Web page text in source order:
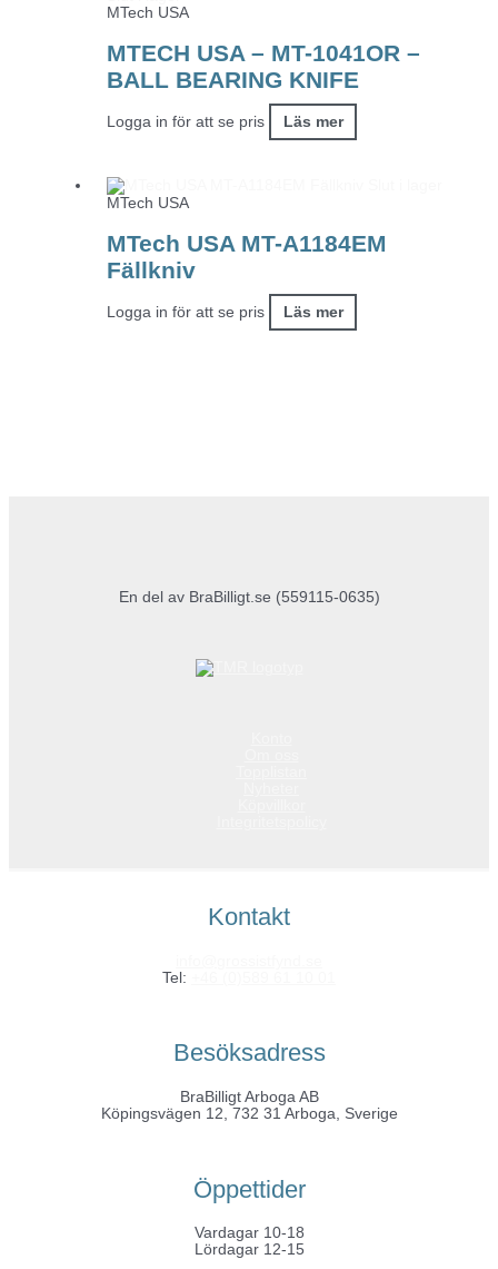
MTech USA
MTECH USA – MT-1041OR –
BALL BEARING KNIFE
Logga in för att se pris Läs mer
MTech USA
MTech USA MT-A1184EM
Fällkniv
Logga in för att se pris Läs mer
En del av BraBilligt.se (559115-0635)
Kontakt
Tel:
Besöksadress
BraBilligt Arboga AB
Köpingsvägen 12, 732 31 Arboga, Sverige
Öppettider
Vardagar 10-18
Lördagar 12-15